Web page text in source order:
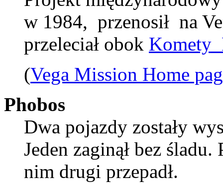
w 1984, przenosił na
przeleciał obok Komety
(Vega Mission Home
Phobos
Dwa pojazdy zostały
Jeden zaginął bez śladu.
nim drugi przepadł.